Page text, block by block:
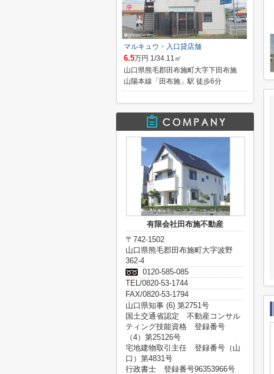
マルキュウ・入口貸店舗
6.5万円 1/34.11㎡
山口県熊毛郡田布施町大字下田布施
山陽本線「田布施」駅 徒歩6分
有限会社田布施不動産
〒742-1502
山口県熊毛郡田布施町大字波野
362-4
0120-585-085
TEL/0820-53-1744
FAX/0820-53-1794
山口県知事 (6) 第2751号
国土交通省認定 不動産コンサル
ティング技能資格 登録番号
（4）第25126号
宅地建物取引主任 登録番号（山
口）第4831号
行政書士 登録番号96353966号